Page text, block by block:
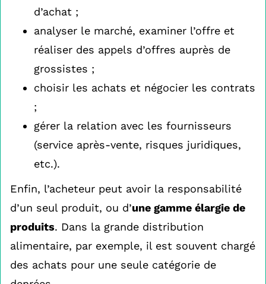
d’achat ;
analyser le marché, examiner l’offre et
réaliser des appels d’offres auprès de
grossistes ;
choisir les achats et négocier les contrats
;
gérer la relation avec les fournisseurs
(service après-vente, risques juridiques,
etc.).
Enfin, l’acheteur peut avoir la responsabilité
d’un seul produit, ou d’une gamme élargie de
produits. Dans la grande distribution
alimentaire, par exemple, il est souvent chargé
des achats pour une seule catégorie de